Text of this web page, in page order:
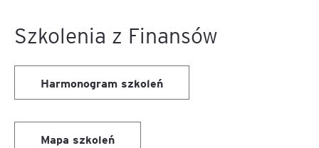
Szkolenia z Finansów
Harmonogram szkoleń
Mapa szkoleń